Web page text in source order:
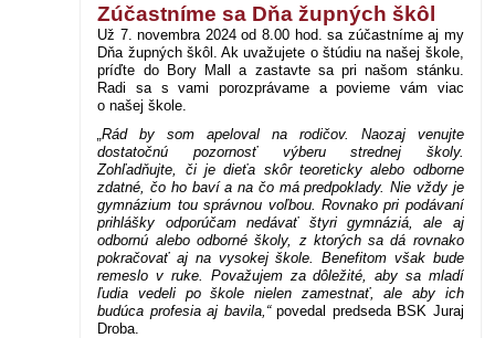
Zúčastníme sa Dňa župných škôl
Už 7. novembra 2024 od 8.00 hod. sa zúčastníme aj my
Dňa župných škôl. Ak uvažujete o štúdiu na našej škole,
príďte do Bory Mall a zastavte sa pri našom stánku.
Radi sa s vami porozprávame a povieme vám viac
o našej škole.
„Rád by som apeloval na rodičov. Naozaj venujte
dostatočnú pozornosť výberu strednej školy.
Zohľadňujte, či je dieťa skôr teoreticky alebo odborne
zdatné, čo ho baví a na čo má predpoklady. Nie vždy je
gymnázium tou správnou voľbou. Rovnako pri podávaní
prihlášky odporúčam nedávať štyri gymnáziá, ale aj
odbornú alebo odborné školy, z ktorých sa dá rovnako
pokračovať aj na vysokej škole. Benefitom však bude
remeslo v ruke. Považujem za dôležité, aby sa mladí
ľudia vedeli po škole nielen zamestnať, ale aby ich
budúca profesia aj bavila,“povedal predseda BSK Juraj
Droba.